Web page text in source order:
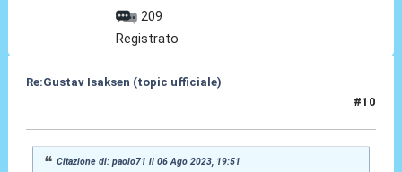
209
Registrato
Re:Gustav Isaksen (topic ufficiale)
#10
Citazione di: paolo71 il 06 Ago 2023, 19:51